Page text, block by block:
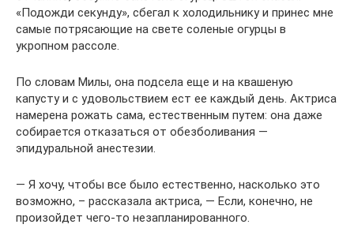
«Подожди секунду», сбегал к холодильнику и принес мне
самые потрясающие на свете соленые огурцы в
укропном рассоле.
По словам Милы, она подсела еще и на квашеную
капусту и с удовольствием ест ее каждый день. Актриса
намерена рожать сама, естественным путем: она даже
собирается отказаться от обезболивания —
эпидуральной анестезии.
— Я хочу, чтобы все было естественно, насколько это
возможно, – рассказала актриса, — Если, конечно, не
произойдет чего-то незапланированного.